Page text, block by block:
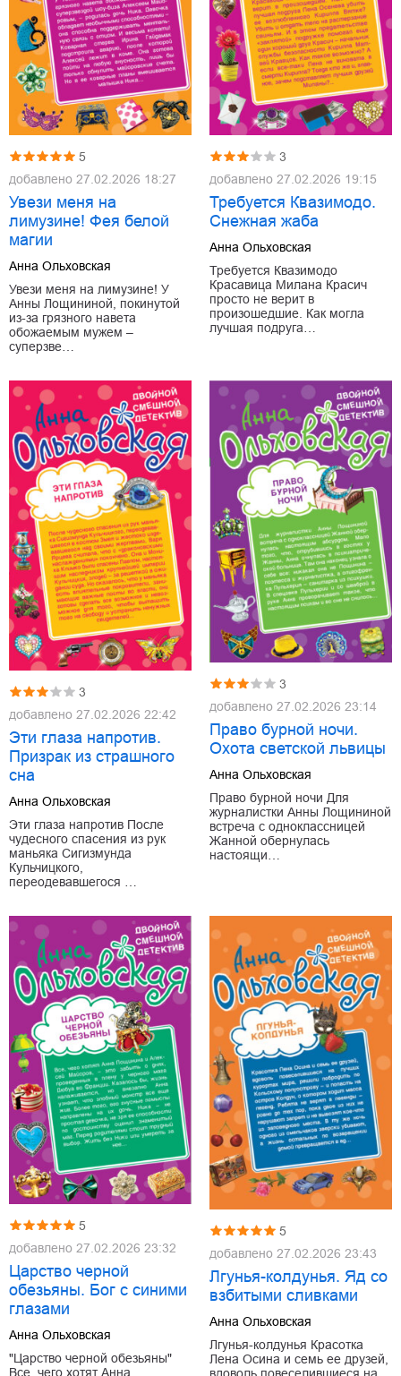
5
добавлено 27.02.2026 18:27
Увези меня на
лимузине! Фея белой
магии
Анна Ольховская
Увези меня на лимузине! У
Анны Лощининой, покинутой
из-за грязного навета
обожаемым мужем –
суперзве…
3
добавлено 27.02.2026 19:15
Требуется Квазимодо.
Снежная жаба
Анна Ольховская
Требуется Квазимодо
Красавица Милана Красич
просто не верит в
произошедшие. Как могла
лучшая подруга…
3
добавлено 27.02.2026 22:42
Эти глаза напротив.
Призрак из страшного
сна
Анна Ольховская
Эти глаза напротив После
чудесного спасения из рук
маньяка Сигизмунда
Кульчицкого,
переодевавшегося …
3
добавлено 27.02.2026 23:14
Право бурной ночи.
Охота светской львицы
Анна Ольховская
Право бурной ночи Для
журналистки Анны Лощининой
встреча с одноклассницей
Жанной обернулась
настоящи…
5
добавлено 27.02.2026 23:32
Царство черной
обезьяны. Бог с синими
глазами
Анна Ольховская
"Царство черной обезьяны"
Все, чего хотят Анна
5
добавлено 27.02.2026 23:43
Лгунья-колдунья. Яд со
взбитыми сливками
Анна Ольховская
Лгунья-колдунья Красотка
Лена Осина и семь ее друзей,